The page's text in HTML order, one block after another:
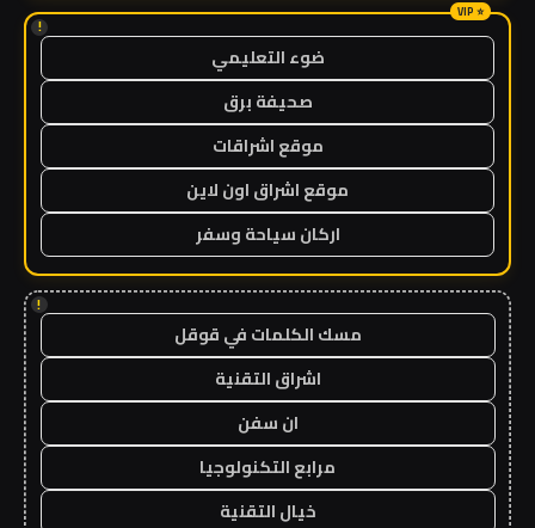
!
ضوء التعليمي
صحيفة برق
موقع اشراقات
موقع اشراق اون لاين
اركان سياحة وسفر
!
مسك الكلمات في قوقل
اشراق التقنية
ان سفن
مرابع التكنولوجيا
خيال التقنية